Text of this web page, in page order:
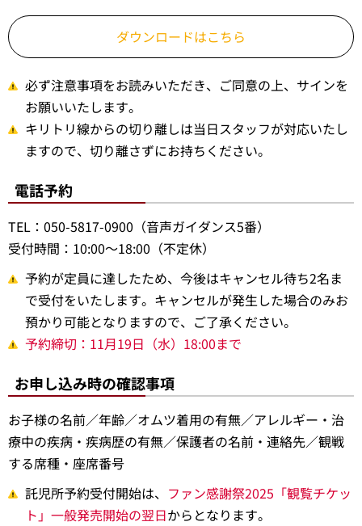
ダウンロードはこちら
必ず注意事項をお読みいただき、ご同意の上、サインを
お願いいたします。
キリトリ線からの切り離しは当日スタッフが対応いたし
ますので、切り離さずにお持ちください。
電話予約
TEL：050-5817-0900（音声ガイダンス5番）
受付時間：10:00～18:00（不定休）
予約が定員に達したため、今後はキャンセル待ち2名ま
で受付をいたします。キャンセルが発生した場合のみお
預かり可能となりますので、ご了承ください。
予約締切：11月19日（水）18:00まで
お申し込み時の確認事項
お子様の名前／年齢／オムツ着用の有無／アレルギー・治
療中の疾病・疾病歴の有無／保護者の名前・連絡先／観戦
する席種・座席番号
託児所予約受付開始は、 ファン感謝祭2025「観覧チケッ
ト」一般発売開始の翌日からとなります。